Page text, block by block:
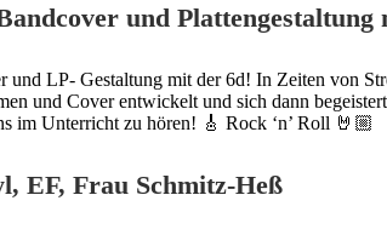
und Plattengestaltung
LP- Gestaltung mit der 6d! In Zeiten von
und Cover entwickelt und sich dann
im Unterricht zu hören! 🎸 Rock ‘n’ Roll 🤘🏼
EF, Frau Schmitz-Heß